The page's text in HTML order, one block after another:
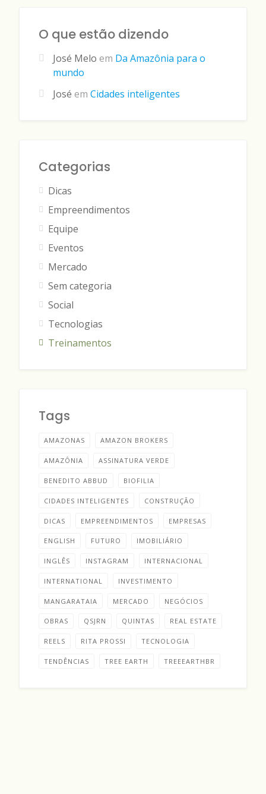
O que estão dizendo
José Melo em Da Amazônia para o
mundo
José em Cidades inteligentes
Categorias
Dicas
Empreendimentos
Equipe
Eventos
Mercado
Sem categoria
Social
Tecnologias
Treinamentos
Tags
AMAZONAS AMAZON BROKERS
AMAZÔNIA ASSINATURA VERDE
BENEDITO ABBUD BIOFILIA
CIDADES INTELIGENTES CONSTRUÇÃO
DICAS EMPREENDIMENTOS EMPRESAS
ENGLISH FUTURO IMOBILIÁRIO
INGLÊS INSTAGRAM INTERNACIONAL
INTERNATIONAL INVESTIMENTO
MANGARATAIA MERCADO NEGÓCIOS
OBRAS QSJRN QUINTAS REAL ESTATE
REELS RITA PROSSI TECNOLOGIA
TENDÊNCIAS TREE EARTH TREEEARTHBR